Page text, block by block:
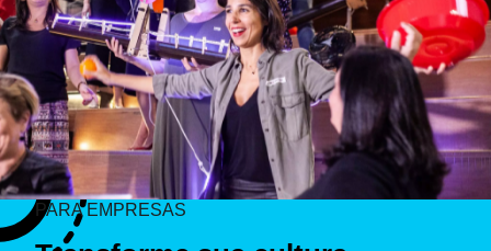
PARA EMPRESAS